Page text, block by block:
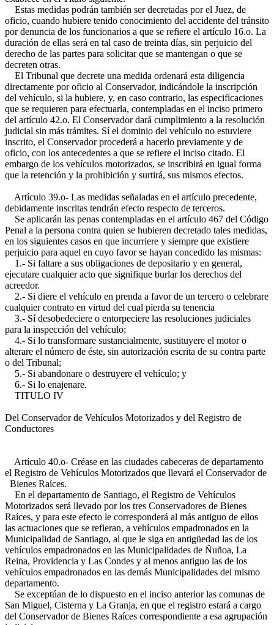
Estas medidas podrán también ser decretadas por el Juez, de
oficio, cuando hubiere tenido conocimiento del accidente del tránsito
por denuncia de los funcionarios a que se refiere el artículo 16.o. La
duración de ellas será en tal caso de treinta días, sin perjuicio del
derecho de las partes para solicitar que se mantengan o que se
decreten otras.
El Tribunal que decrete una medida ordenará esta diligencia
directamente por oficio al Conservador, indicándole la inscripción
del vehículo, si la hubiere, y, en caso contrario, las especificaciones
que se requieren para efectuarla, contempladas en el inciso primero
del artículo 42.o. El Conservador dará cumplimiento a la resolución
judicial sin más trámites. Sí el dominio del vehículo no estuviere
inscrito, el Conservador procederá a hacerlo previamente y de
oficio, con los antecedentes a que se refiere el inciso citado. El
embargo de los vehículos motorizados, se inscribirá en igual forma
que la retención y la prohibición y surtirá, sus mismos efectos.
Artículo 39.o- Las medidas señaladas en el artículo precedente,
debidamente inscritas tendrán efecto respecto de terceros.
Se aplicarán las penas contempladas en el artículo 467 del Código
Penal a la persona contra quien se hubieren decretado tales medidas,
en los siguientes casos en que incurriere y siempre que existiere
perjuicio para aquel en cuyo favor se hayan concedido las mismas:
1.- Si faltare a sus obligaciones de depositario y en general,
ejecutare cualquier acto que signifique burlar los derechos del
acreedor.
2.- Si diere el vehículo en prenda a favor de un tercero o celebrare
cualquier contrato en virtud del cual pierda su tenencia
3.- Sí desobedeciere o entorpeciere las resoluciones judiciales
para la inspección del vehículo;
4.- Si lo transformare sustancialmente, sustituyere el motor o
alterare el número de éste, sin autorización escrita de su contra parte
o del Tribunal;
5.- Si abandonare o destruyere el vehículo; y
6.- Si lo enajenare.
TITULO IV
Del Conservador de Vehículos Motorizados y del Registro de
Conductores
Artículo 40.o- Créase en las ciudades cabeceras de departamento
el Registro de Vehículos Motorizados que llevará el Conservador de
Bienes Raíces.
En el departamento de Santiago, el Registro de Vehículos
Motorizados será llevado por los tres Conservadores de Bienes
Raíces, y para este efecto le corresponderá al más antiguo de ellos
las actuaciones que se refieran, a vehículos empadronados en la
Municipalidad de Santiago, al que le siga en antigüedad las de los
vehículos empadronados en las Municipalidades de Ñuñoa, La
Reina, Providencia y Las Condes y al menos antiguo las de los
vehículos empadronados en las demás Municipalidades del mismo
departamento.
Se exceptúan de lo dispuesto en el inciso anterior las comunas de
San Miguel, Cisterna y La Granja, en que el registro estará a cargo
del Conservador de Bienes Raíces correspondiente a esa agrupación